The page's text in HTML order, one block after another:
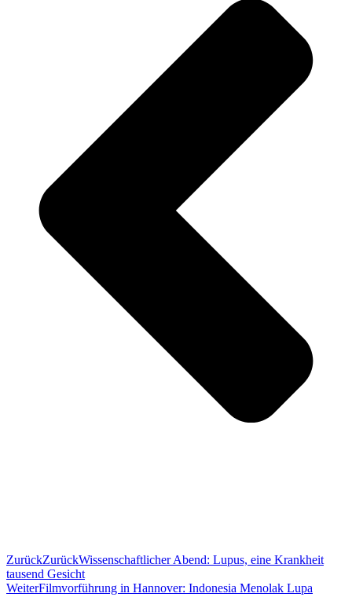
ZurückZurückWissenschaftlicher Abend: Lupus, eine Krankheit
tausend Gesicht
WeiterFilmvorführung in Hannover: Indonesia Menolak Lupa